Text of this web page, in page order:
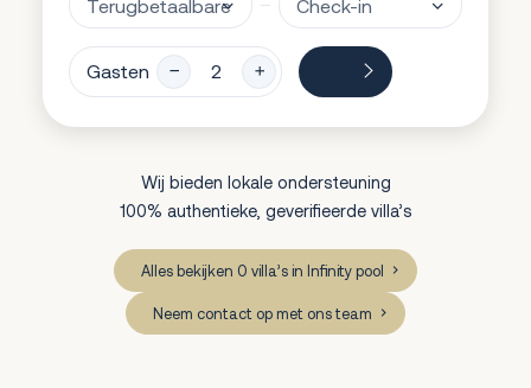
Gasten
Wij bieden lokale ondersteuning
100% authentieke, geverifieerde villa’s
Alles bekijken 0 villa’s in Infinity pool
Neem contact op met ons team